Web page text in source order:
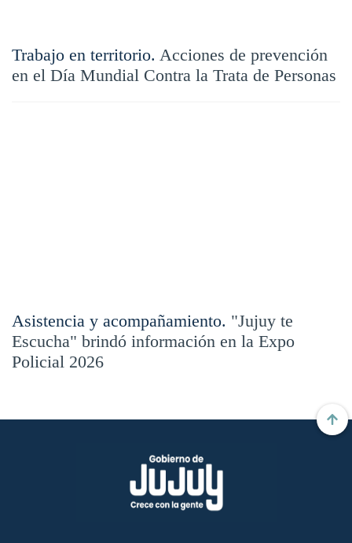
Trabajo en territorio. Acciones de prevención
en el Día Mundial Contra la Trata de Personas
Asistencia y acompañamiento. "Jujuy te
Escucha" brindó información en la Expo
Policial 2026